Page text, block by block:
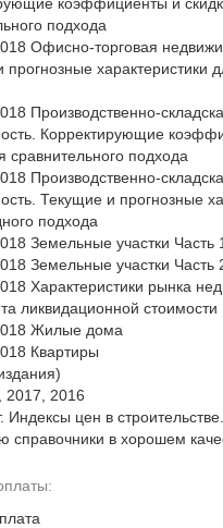
подхода
Офисно-торговая
характеристики
Производственно-
Корректирующие
сравнительного подхода
Производственно-
Текущие и прогнозные
подхода
Земельные участки Часть 1
Земельные участки Часть
Характеристики рынка
ликвидационной стоимости
Жилые дома
Квартиры
2017, 2016
Индексы цен в
справочники в хорошем